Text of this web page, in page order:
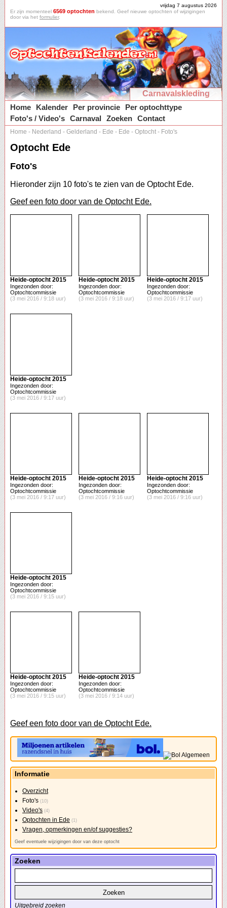
vrijdag 7 augustus 2026
Er zijn momenteel 6569 optochten bekend. Geef nieuwe optochten of wijzigingen
door via het formulier.
Carnavalskleding
Home
Kalender Per provincie
Per optochttype
Foto's / Video's Carnaval Zoeken Contact
Home - Nederland - Gelderland - Ede - Ede - Optocht - Foto's
Optocht Ede
Foto's
Hieronder zijn 10 foto's te zien van de Optocht Ede.
Geef een foto door van de Optocht Ede.
Heide-optocht 2015
Ingezonden door:
Optochtcommissie
(3 mei 2016 / 9:18 uur)
Heide-optocht 2015
Ingezonden door:
Optochtcommissie
(3 mei 2016 / 9:18 uur)
Heide-optocht 2015
Ingezonden door:
Optochtcommissie
(3 mei 2016 / 9:17 uur)
Heide-optocht 2015
Ingezonden door:
Optochtcommissie
(3 mei 2016 / 9:17 uur)
Heide-optocht 2015
Ingezonden door:
Optochtcommissie
(3 mei 2016 / 9:17 uur)
Heide-optocht 2015
Ingezonden door:
Optochtcommissie
(3 mei 2016 / 9:16 uur)
Heide-optocht 2015
Ingezonden door:
Optochtcommissie
(3 mei 2016 / 9:16 uur)
Heide-optocht 2015
Ingezonden door:
Optochtcommissie
(3 mei 2016 / 9:15 uur)
Heide-optocht 2015
Ingezonden door:
Optochtcommissie
(3 mei 2016 / 9:15 uur)
Heide-optocht 2015
Ingezonden door:
Optochtcommissie
(3 mei 2016 / 9:14 uur)
Geef een foto door van de Optocht Ede.
Informatie
Overzicht
Foto's (10)
Video's (4)
Optochten in Ede (1)
Vragen, opmerkingen en/of suggesties?
Geef eventuele wijzigingen door van deze optocht
Zoeken
Uitgebreid zoeken